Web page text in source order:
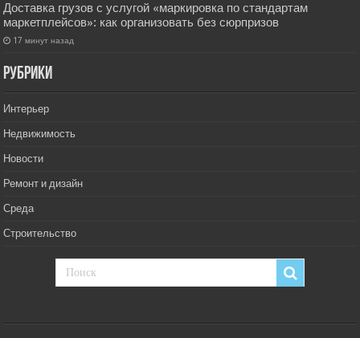
Доставка грузов с услугой «маркировка по стандартам
маркетплейсов»: как организовать без сюрпризов
17 минут назад
РУбрики
Интерьер
Недвижимость
Новости
Ремонт и дизайн
Среда
Строительство